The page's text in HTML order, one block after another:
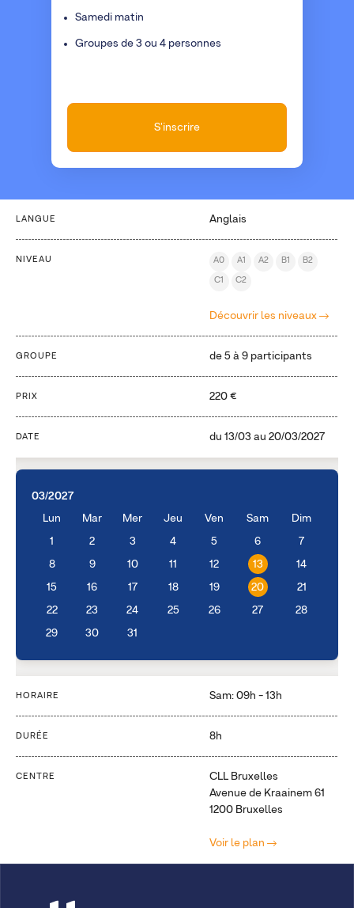
Samedi matin
Groupes de 3 ou 4 personnes
S'inscrire
LANGUE Anglais
NIVEAU A0 A1 A2 B1 B2
C1 C2
Découvrir les niveaux
GROUPE de 5 à 9 participants
PRIX 220 €
DATE du 13/03 au 20/03/2027
03/2027
Lun
Mar Mer Jeu Ven Sam Dim
1 2 3 4 5 6 7
8 9 10 11 12 13 14
15 16 17 18 19 20 21
22 23 24 25 26 27 28
29 30 31
HORAIRE Sam: 09h - 13h
DURÉE 8h
CENTRE
CLL Bruxelles
Avenue de Kraainem 61
1200 Bruxelles
Voir le plan